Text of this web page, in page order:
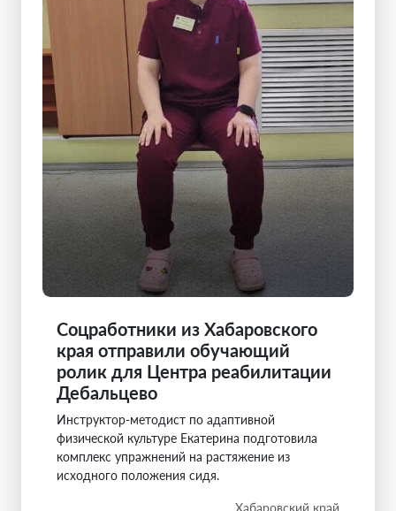
Соцработники из Хабаровского
края отправили обучающий
ролик для Центра реабилитации
Дебальцево
Инструктор-методист по адаптивной
физической культуре Екатерина подготовила
комплекс упражнений на растяжение из
исходного положения сидя.